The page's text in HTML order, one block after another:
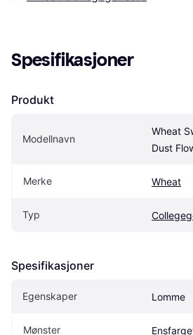
Spesifikasjoner
Produkt
Modellnavn
Wheat
Dust
Merke Wheat
Typ
Spesifikasjoner
Egenskaper Lomme
Mønster